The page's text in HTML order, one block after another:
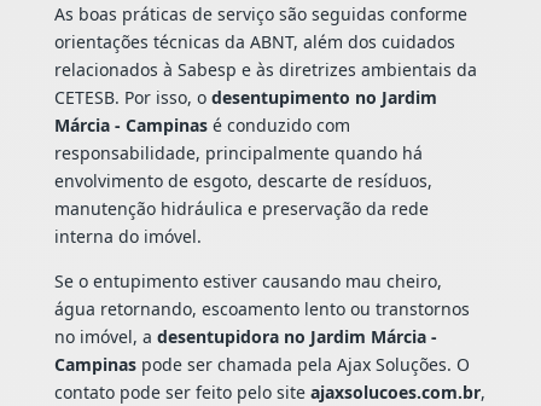
As boas práticas de serviço são seguidas conforme
orientações técnicas da ABNT, além dos cuidados
relacionados à Sabesp e às diretrizes ambientais da
CETESB. Por isso, o desentupimento no Jardim
Márcia - Campinasé conduzido com
responsabilidade, principalmente quando há
envolvimento de esgoto, descarte de resíduos,
manutenção hidráulica e preservação da rede
interna do imóvel.
Se o entupimento estiver causando mau cheiro,
água retornando, escoamento lento ou transtornos
no imóvel, a desentupidora no Jardim Márcia -
Campinaspode ser chamada pela Ajax Soluções. O
contato pode ser feito pelo site ajaxsolucoes.com.br,